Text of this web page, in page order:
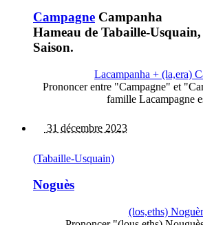
Campagne Campanha
Hameau de Tabaille-
Saison.
Lacampanha + (la,era)
Prononcer entre "Campagne" et
famille Lacampagne
31 décembre 2023
(Tabaille-Usquain)
Noguès
(los,eths)